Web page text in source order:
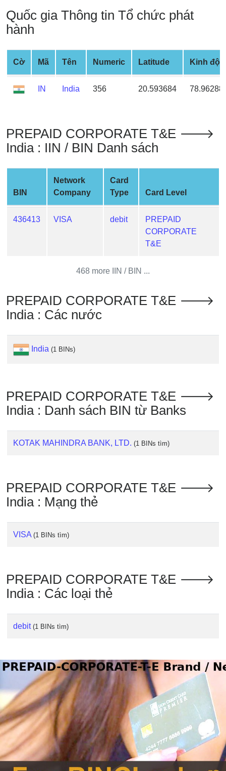
Card
Generator
Random
Credit
Card
Generator
Generate
from
BIN
Credit
Card
Service
What
IP
Lookup
BIN
Checker
Quốc gia Thông tin Tổ chức phát
hành
Cờ Mã Tên Numeric Latitude Kinh độ
IN India 356 20.593684 78.96288
PREPAID CORPORATE T&E 🡒
India : IIN / BIN Danh sách
BIN
Network
Company
Card
Type
Card Level
436413 VISA debit
PREPAID
CORPORATE
T&E
468 more IIN / BIN ...
PREPAID CORPORATE T&E 🡒
India : Các nước
India (1 BINs)
PREPAID CORPORATE T&E 🡒
India : Danh sách BIN từ Banks
KOTAK MAHINDRA BANK, LTD. (1 BINs tìm)
PREPAID CORPORATE T&E 🡒
India : Mạng thẻ
VISA (1 BINs tìm)
PREPAID CORPORATE T&E 🡒
India : Các loại thẻ
debit (1 BINs tìm)